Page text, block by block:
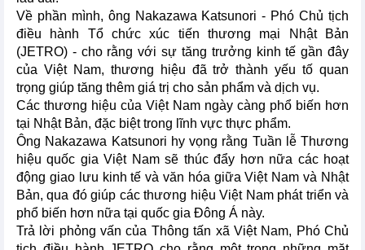
Về phần mình, ông Nakazawa Katsunori - Phó Chủ tịch
điều hành Tổ chức xúc tiến thương mại Nhật Bản
(JETRO) - cho rằng với sự tăng trưởng kinh tế gần đây
của Việt Nam, thương hiệu đã trở thành yếu tố quan
trọng giúp tăng thêm giá trị cho sản phẩm và dịch vụ.
Các thương hiệu của Việt Nam ngày càng phổ biến hơn
tại Nhật Bản, đặc biệt trong lĩnh vực thực phẩm.
Ông Nakazawa Katsunori hy vọng rằng Tuần lễ Thương
hiệu quốc gia Việt Nam sẽ thúc đẩy hơn nữa các hoạt
động giao lưu kinh tế và văn hóa giữa Việt Nam và Nhật
Bản, qua đó giúp các thương hiệu Việt Nam phát triển và
phổ biến hơn nữa tại quốc gia Đông Á này.
Trả lời phỏng vấn của Thông tấn xã Việt Nam, Phó Chủ